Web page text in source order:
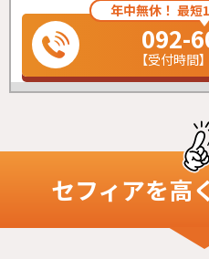
年中無休！ 最短
092-
【受付時間
セフィアを高